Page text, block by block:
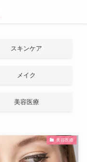
スキンケア
メイク
美容医療
美容医療